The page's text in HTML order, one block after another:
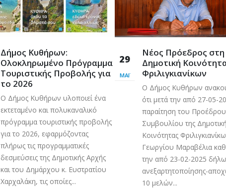
Δήμος Κυθήρων:
Ολοκληρωμένο Πρόγραμμα
Τουριστικής Προβολής για
το 2026
Ο Δήμος Κυθήρων υλοποιεί ένα
εκτεταμένο και πολυκαναλικό
πρόγραμμα τουριστικής προβολής
για το 2026, εφαρμόζοντας
πλήρως τις προγραμματικές
δεσμεύσεις της Δημοτικής Αρχής
και του Δημάρχου κ. Ευστρατίου
Χαρχαλάκη, τις οποίες...
29
ΜΆΙ
Νέος Πρόεδρος στη
Δημοτική
Φριλιγκιανίκων
Ο Δήμος Κυθήρων
ότι μετά την από 27-05-
παραίτηση του
Συμβουλίου της
Κοινότητας
Γεωργίου Μαραβέλια
την από 23-02-2025
ανεξαρτητοποίησης-
10 μελών...